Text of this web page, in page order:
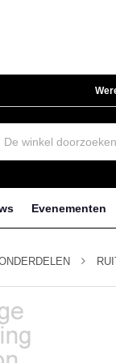
Evenementen